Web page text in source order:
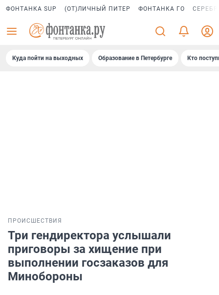
ФОНТАНКА SUP (ОТ)ЛИЧНЫЙ ПИТЕР ФОНТАНКА ГО
Куда пойти на выходных Образование в Петербурге Кто
ПРОИСШЕСТВИЯ
Три гендиректора услышали
приговоры за хищение при
выполнении госзаказов для
Минобороны